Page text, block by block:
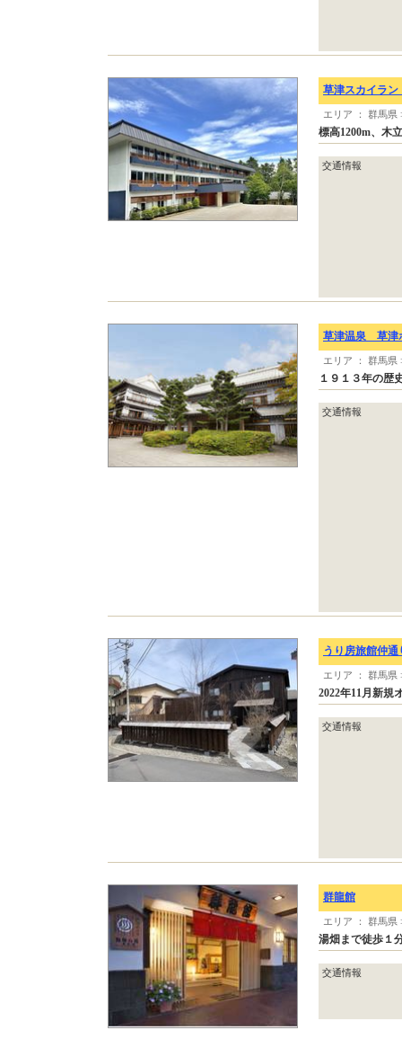
草津スカイラン
エリア ： 群馬県
標高1200m、木
交通情報
草津温泉 草津
エリア ： 群馬県
１９１３年の歴
交通情報
うり房旅館仲
エリア ： 群馬県
2022年11月新
交通情報
群龍館
エリア ： 群馬県
湯畑まで徒歩１
交通情報